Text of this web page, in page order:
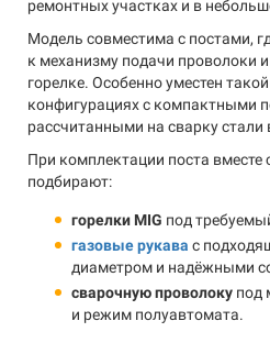
ремонтных участках и в
Модель совместима с постами,
к механизму подачи проволоки
горелке. Особенно уместен
конфигурациях с компактными
рассчитанными на сварку стали
При комплектации поста
подбирают:
горелки MIG под
газовые рукава с
диаметром и надёжными
сварочную проволоку под
и режим полуавтомата.